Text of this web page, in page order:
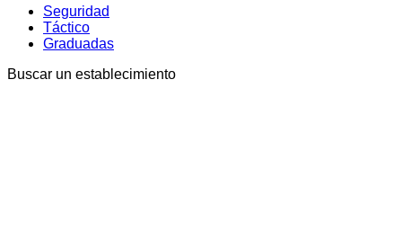
Seguridad
Táctico
Graduadas
Buscar un establecimiento